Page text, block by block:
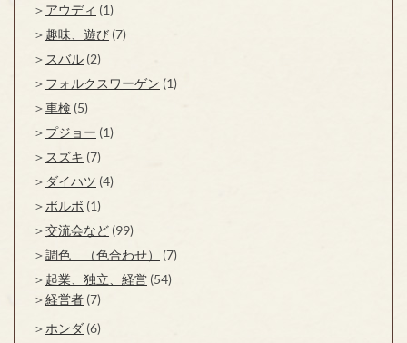
アウディ (1)
趣味、遊び (7)
スバル (2)
フォルクスワーゲン (1)
車検 (5)
プジョー (1)
スズキ (7)
ダイハツ (4)
ボルボ (1)
交流会など (99)
調色 （色合わせ）
(7)
起業、独立、経営 (54)
経営者 (7)
ホンダ (6)